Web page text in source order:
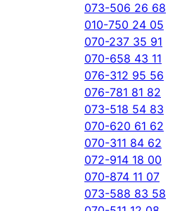
073-506 26 68
010-750 24 05
070-237 35 91
070-658 43 11
076-312 95 56
076-781 81 82
073-518 54 83
070-620 61 62
070-311 84 62
072-914 18 00
070-874 11 07
073-588 83 58